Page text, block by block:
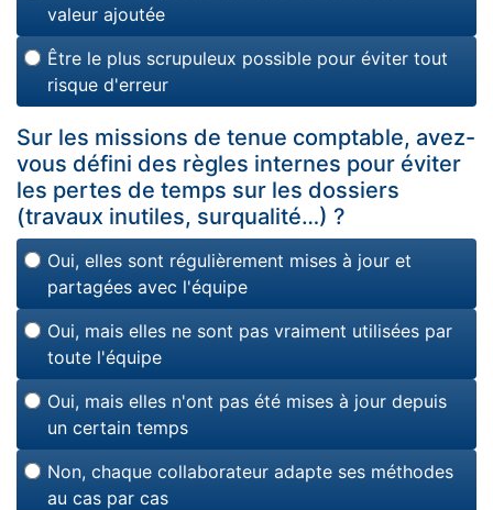
valeur ajoutée
Être le plus scrupuleux possible pour éviter tout
risque d'erreur
Sur les missions de tenue comptable, avez-
vous défini des règles internes pour éviter
les pertes de temps sur les dossiers
(travaux inutiles, surqualité…) ?
Oui, elles sont régulièrement mises à jour et
partagées avec l'équipe
Oui, mais elles ne sont pas vraiment utilisées par
toute l'équipe
Oui, mais elles n'ont pas été mises à jour depuis
un certain temps
Non, chaque collaborateur adapte ses méthodes
au cas par cas